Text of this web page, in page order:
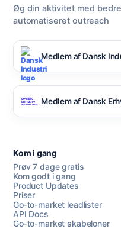
Øg din aktivitet med
automatiseret outreach
Medlem af Dansk
Medlem af Dansk
Kom i gang
Prøv 7 dage gratis
Kom godt i gang
Product Updates
Priser
Go-to-market leadlister
API Docs
Go-to-market skabeloner